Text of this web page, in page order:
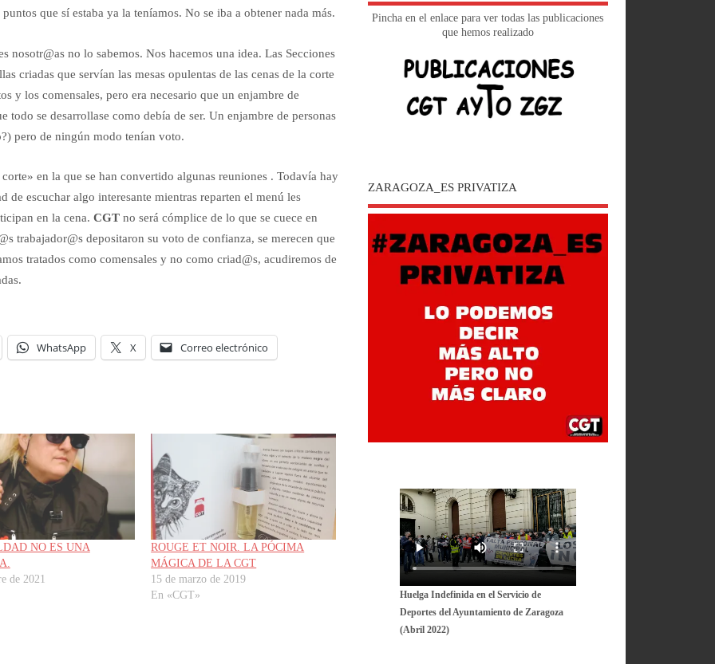
que sí estaba ya la teníamos. No se iba a obtener nada más.
no lo sabemos. Nos hacemos una idea. Las Secciones
criadas que servían las mesas opulentas de las cenas de la corte
y los comensales, pero era necesario que un enjambre de
todo se desarrollase como debía de ser. Un enjambre de personas
pero de ningún modo tenían voto.
en la que se han convertido algunas reuniones . Todavía hay
de escuchar algo interesante mientras reparten el menú les
en la cena.CGT no será cómplice de lo que se cuece en
trabajador@s depositaron su voto de confianza, se merecen que
tratados como comensales y no como criad@s, acudiremos de
WhatsApp X Correo electrónico
NO ES UNA
de 2021
ROUGE ET NOIR. LA PÓCIMA
MÁGICA DE LA CGT
15 de marzo de 2019
En «CGT»
Pincha en el enlace para ver todas las publicaciones
que hemos realizado
ZARAGOZA_ES PRIVATIZA
Huelga Indefinida en el Servicio de
Deportes del Ayuntamiento de Zaragoza
(Abril 2022)